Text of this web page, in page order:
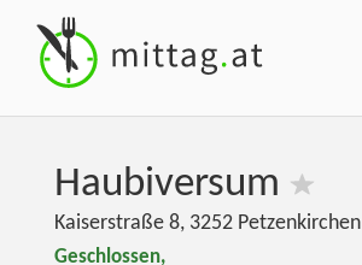
Haubiversum
Kaiserstraße 8, 3252 Petzenkirchen
Geschlossen,